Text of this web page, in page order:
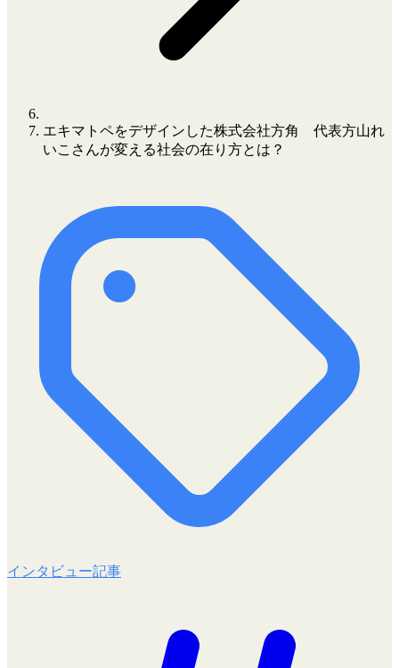
エキマトペをデザインした株式会社方角 代表方山れ
いこさんが変える社会の在り方とは？
インタビュー記事